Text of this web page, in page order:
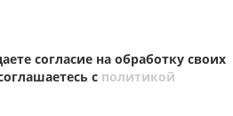
согласие на обработку своих
с политикой